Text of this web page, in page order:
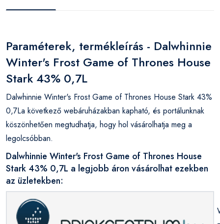
Paraméterek, termékleírás - Dalwhinnie
Winter's Frost Game of Thrones House
Stark 43% 0,7L
Dalwhinnie Winter's Frost Game of Thrones House Stark 43%
0,7La következő webáruházakban kapható, és portálunknak
köszönhetően megtudhatja, hogy hol vásárolhatja meg a
legolcsóbban.
Dalwhinnie Winter's Frost Game of Thrones House
Stark 43% 0,7L a legjobb áron vásárolhat ezekben
az üzletekben: